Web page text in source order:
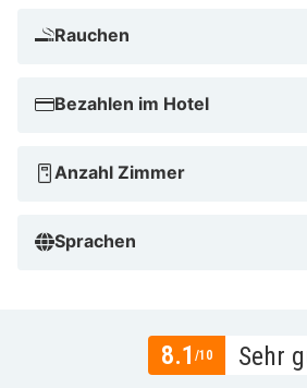
Rauchen
Bezahlen im Hotel
Anzahl Zimmer
Sprachen
8.1 /10 Sehr